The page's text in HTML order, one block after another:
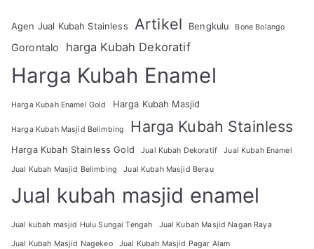
Agen Jual Kubah Stainless Artikel Bengkulu Bone Bolango
Gorontalo harga Kubah Dekoratif
Harga Kubah Enamel
Harga Kubah Enamel Gold Harga Kubah Masjid
Harga Kubah Masjid Belimbing Harga Kubah Stainless
Harga Kubah Stainless Gold Jual Kubah Dekoratif Jual Kubah Enamel
Jual Kubah Masjid Belimbing Jual Kubah Masjid Berau
Jual kubah masjid enamel
Jual kubah masjid Hulu Sungai Tengah Jual Kubah Masjid Nagan Raya
Jual Kubah Masjid Nagekeo Jual Kubah Masjid Pagar Alam